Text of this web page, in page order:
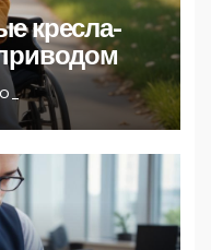
кресла-